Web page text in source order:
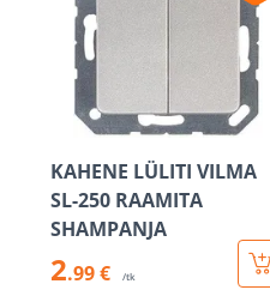
KAHENE LÜLITI VILMA
SL-250 RAAMITA
SHAMPANJA
2.99 € /tk